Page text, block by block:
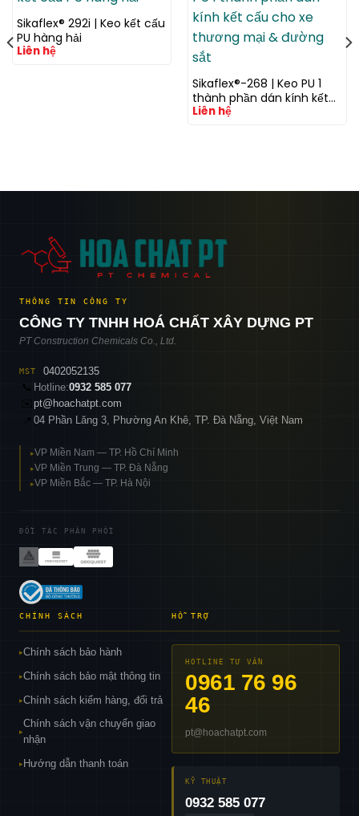
Sikaflex® 292i | Keo kết cấu
PU hàng hải
Liên hệ
Sikaflex®-268 | Keo PU 1
thành phần dán kính kết
cấu cho xe thương mại &
Liên hệ
THÔNG TIN CÔNG TY
CÔNG TY TNHH HOÁ CHẤT XÂY DỰNG PT
PT Construction Chemicals Co., Ltd.
MST
0402052135
📞 Hotline:0932 585 077
pt@hoachatpt.com
04 Phần Lăng 3, Phường An Khê, TP. Đà Nẵng, Việt Nam
▸VP Miền Nam — TP. Hồ Chí Minh
▸VP Miền Trung — TP. Đà Nẵng
▸VP Miền Bắc — TP. Hà Nội
ĐỐI TÁC PHÂN PHỐI
CHÍNH SÁCH
▸Chính sách bảo hành
▸Chính sách bảo mật thông tin
▸Chính sách kiểm hàng, đổi trả
▸
Chính sách vận chuyển giao
nhận
▸ Hướng dẫn thanh toán
HỖ TRỢ
HOTLINE TƯ VẤN
0961 76 96
46
pt@hoachatpt.com
KỸ THUẬT
0932 585 077